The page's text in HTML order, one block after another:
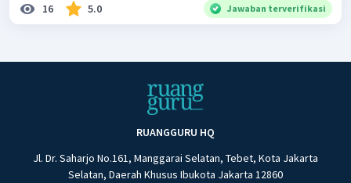
16 5.0 Jawaban terverifikasi
RUANGGURU HQ
Jl. Dr. Saharjo No.161, Manggarai Selatan, Tebet, Kota Jakarta
Selatan, Daerah Khusus Ibukota Jakarta 12860